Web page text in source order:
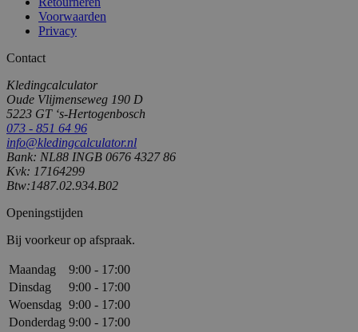
Voorwaarden
Privacy
Contact
Kledingcalculator
Oude Vlijmenseweg 190 D
5223 GT ‘s-Hertogenbosch
073 - 851 64 96
info@kledingcalculator.nl
Bank: NL88 INGB 0676 4327 86
Kvk: 17164299
Btw:1487.02.934.B02
Openingstijden
Bij voorkeur op afspraak.
Maandag 9:00 - 17:00
Dinsdag
9:00 - 17:00
Woensdag 9:00 - 17:00
Donderdag 9:00 - 17:00